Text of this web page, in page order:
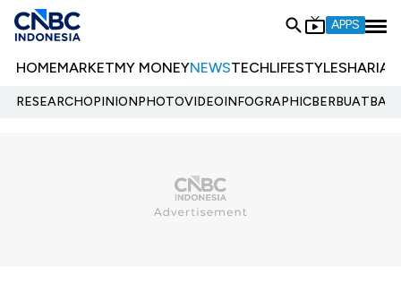
APPS
HOMEMARKETMY MONEYNEWSTECHLIFESTYLESHARIA
RESEARCHOPINIONPHOTOVIDEOINFOGRAPHIC